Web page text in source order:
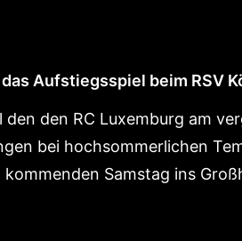
Aufstiegsspiel beim RSV
den RC Luxemburg am
bei hochsommerlichen
Samstag ins